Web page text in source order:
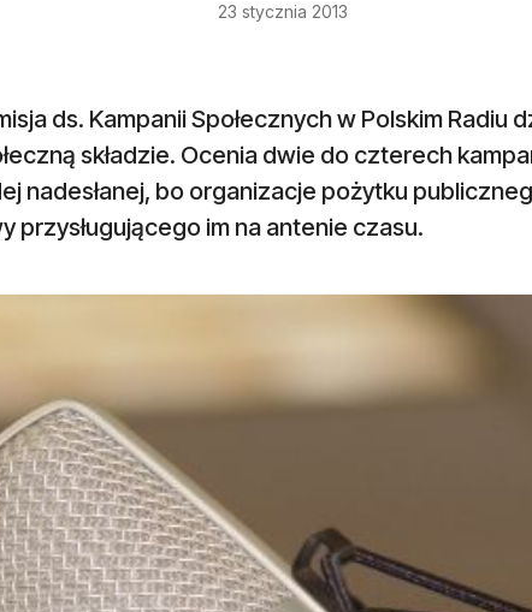
23 stycznia 2013
ds. Kampanii Społecznych w Polskim Radiu
składzie. Ocenia dwie do czterech
nadesłanej, bo organizacje pożytku
przysługującego im na antenie czasu.